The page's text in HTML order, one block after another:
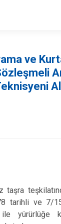
ve
taşra
tarihli ve 7/
yürürlüğe